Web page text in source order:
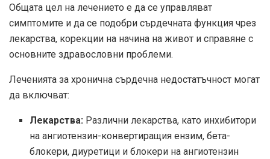
Общата цел на лечението е да се управляват
симптомите и да се подобри сърдечната функция чрез
лекарства, корекции на начина на живот и справяне с
основните здравословни проблеми.
Леченията за хронична сърдечна недостатъчност могат
да включват:
Лекарства: Различни лекарства, като инхибитори
на ангиотензин-конвертиращия ензим, бета-
блокери, диуретици и блокери на ангиотензин